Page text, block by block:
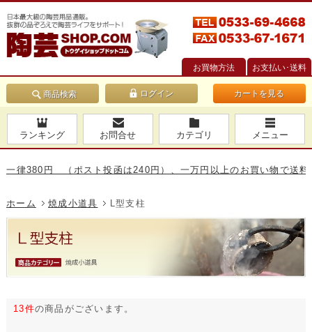
お買物方法 お支払い･送料
商品検索 カートを見る
ランキング お問合せ カテゴリ メニュー
円 （ポスト投函は240円）、一万円以上のお買い物で送料無料で
ホーム 焼成小道具 L型支柱
13件の商品がございます。